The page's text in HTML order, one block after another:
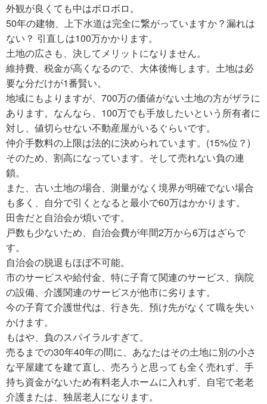
外観が良くても中はボロボロ。
50年の建物、上下水道は完全に繋がっていますか？漏れは
ない？ 引直しは100万かかります。
土地の広さも、決してメリットになりません。
維持費、税金が高くなるので、大体後悔します。土地は必
要な分だけが1番賢い。
地域にもよりますが、700万の価値がない土地の方がザラに
あります。なんなら、100万でも手放したいという所有者に
対し、値切らせない不動産屋がいるぐらいです。
仲介手数料の上限は法的に決められています。(15%位？)
そのため、割高になっています。そして売れない負の連
鎖。
また、古い土地の場合、測量がなく境界が明確でない場合
も多く、自分で引くとなると最小で60万はかかります。
田舎だと自治会が煩いです。
戸数も少ないため、自治会費が年間2万から6万はざらで
す。
自治会の脱退もほぼ不可能。
市のサービスや給付金、特に子育て関連のサービス、病院
の設備、介護関連のサービスが他市に劣ります。
今の子育て介護世代は、行き先、預け先がなくて職を失い
かけます。
もはや、負のスパイラルすぎて。
売るまでの30年40年の間に、あなたはその土地に別の小さ
な平屋建てを建て直し、売ろうと思っても全く売れず、手
持ち資金がないため有料老人ホームに入れず、自宅で老老
介護または、独居老人になります。